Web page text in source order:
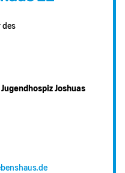
des
Joshuas